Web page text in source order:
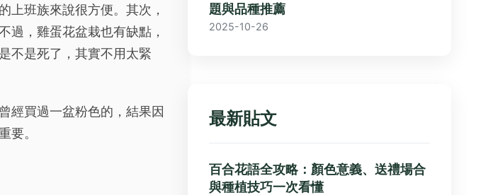
上班族來說很方便。其次，
過，雞蛋花盆栽也有缺點，
不是死了，其實不用太緊
經買過一盆粉色的，結果因
要。
題與品種推薦
2025-10-26
最新貼文
百合花語全攻略：顏色意義、送禮場合
與種植技巧一次看懂